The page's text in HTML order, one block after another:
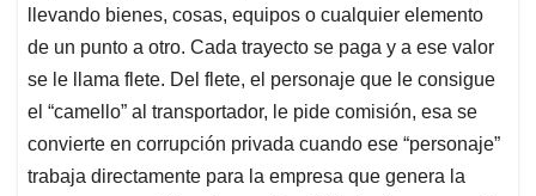
llevando bienes, cosas, equipos o cualquier elemento
de un punto a otro. Cada trayecto se paga y a ese valor
se le llama flete. Del flete, el personaje que le consigue
el “camello” al transportador, le pide comisión, esa se
convierte en corrupción privada cuando ese “personaje”
trabaja directamente para la empresa que genera la